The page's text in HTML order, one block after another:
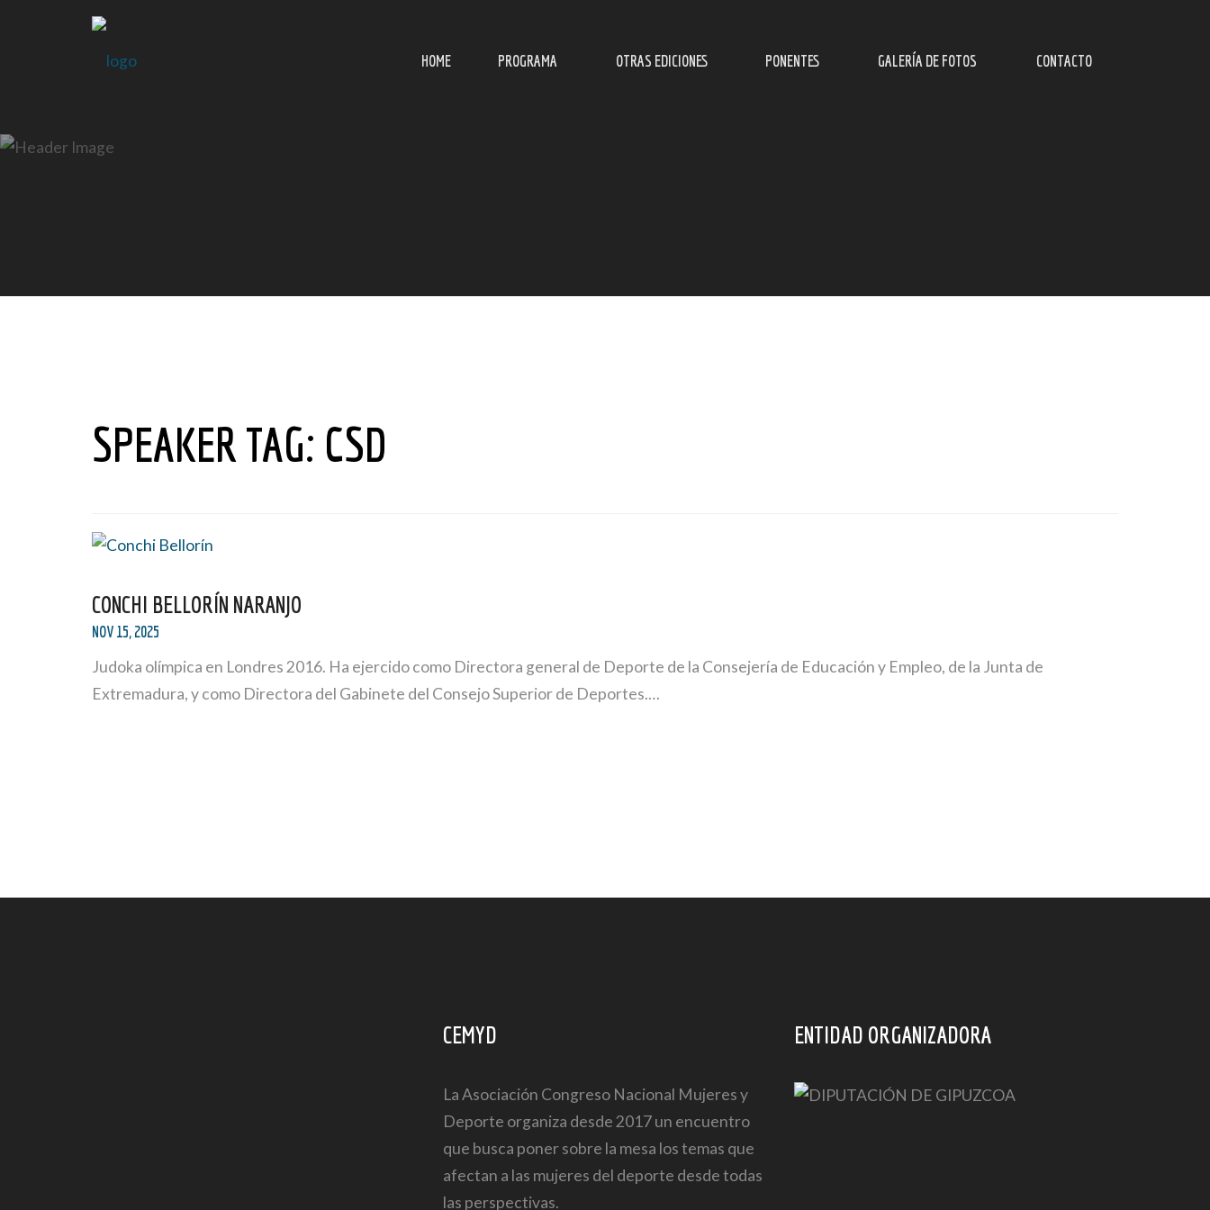
HOME PROGRAMA OTRAS EDICIONES PONENTES GALERÍA DE FOTOS CONTACTO
SPEAKER TAG: CSD
CONCHI BELLORÍN NARANJO
NOV 15, 2025
Judoka olímpica en Londres 2016. Ha ejercido como Directora general de Deporte de la Consejería de Educación y Empleo, de la Junta de
Extremadura, y como Directora del Gabinete del Consejo Superior de Deportes.…
CEMYD
La Asociación Congreso Nacional Mujeres y
Deporte organiza desde 2017 un encuentro
que busca poner sobre la mesa los temas que
afectan a las mujeres del deporte desde todas
las perspectivas.
ENTIDAD ORGANIZADORA